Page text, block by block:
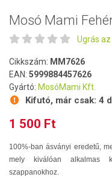
Mosó Mami
Ugrás
Cikkszám: MM7626
EAN: 5999884457626
Gyártó: MosóMami Kft.
Kifutó, már csak: 4
1 500 Ft
100%-ban ásványi eredetű,
mely kiválóan alkalmas
szappanokhoz.